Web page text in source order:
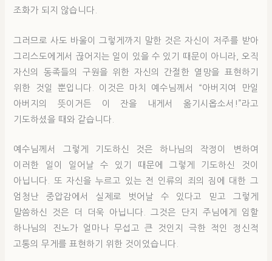
조화가 되지 않습니다.
그러므로 사도 바울이 그렇게까지 말한 것은 자신이 저주를 받아
그리스도에게서 끊어지는 일이 있을 수 있기 때문이 아니라, 오직
자신의 동족들의 구원을 위한 자신의 간절한 열망을 표현하기
위한 것일 뿐입니다. 이것은 마치 예수님께서 “아버지여 만일
아버지의 뜻이거든 이 잔을 내게서 옮기시옵소서!”라고
기도하셨을 때와 같습니다.
예수님께서 그렇게 기도하신 것은 하나님의 작정이 변하여
이러한 일이 일어날 수 있기 때문에 그렇게 기도하신 것이
아닙니다. 또 자신을 누르고 있는 전 인류의 죄의 짐에 대한 그
엄청난 중압감에서 실제로 벗어날 수 있다고 믿고 그렇게
말씀하신 것은 더 더욱 아닙니다. 그것은 단지 주님에게 임할
하나님의 진노가 얼마나 무섭고 큰 것인지 극한 적인 정신적
고통의 무게를 표현하기 위한 것이었습니다.